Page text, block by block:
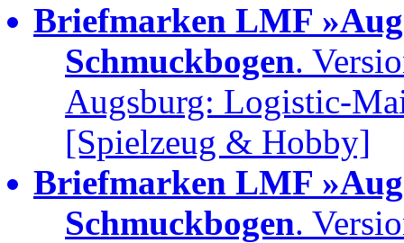
Briefmarken LMF
Schmuckbogen.
Augsburg: Logistic-
[Spielzeug & Hobby]
Briefmarken LMF
Schmuckbogen.